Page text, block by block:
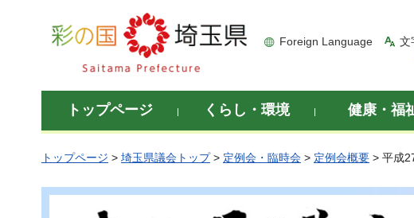
彩の国 埼玉県
Foreign Language 文
トップページ くらし・環境 健康・福
トップページ > 埼玉県議会トップ> 定例会・臨時会 > 定例会概要 > 平成